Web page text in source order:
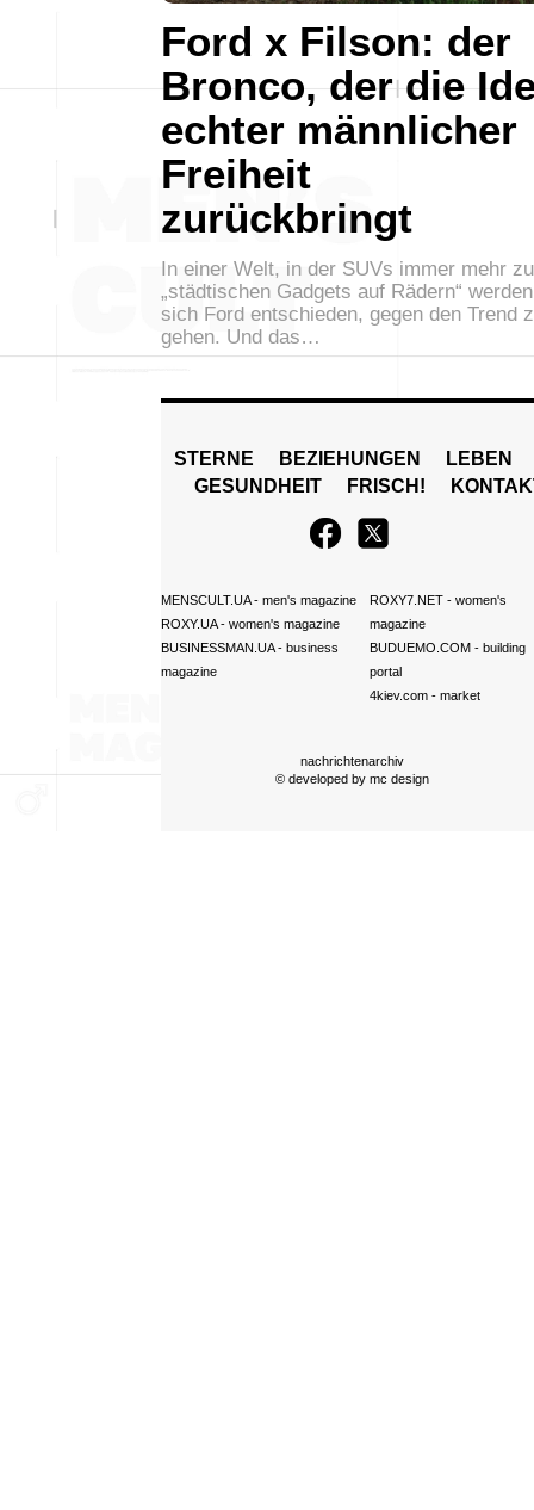
Ford x Filson: der
Bronco, der die
echter männlicher
Freiheit
zurückbringt
In einer Welt, in der SUVs immer mehr zu
„städtischen Gadgets auf Rädern“
sich Ford entschieden, gegen den Trend
gehen. Und das…
STERNE BEZIEHUNGEN
LEBEN
GESUNDHEIT
FRISCH!
MENSCULT.UA- men's magazine
ROXY.UA- women's magazine
BUSINESSMAN.UA- business
magazine
ROXY7.NET- women's
magazine
BUDUEMO.COM- building
portal
4kiev.com- market
nachrichtenarchiv
© developed by mc design